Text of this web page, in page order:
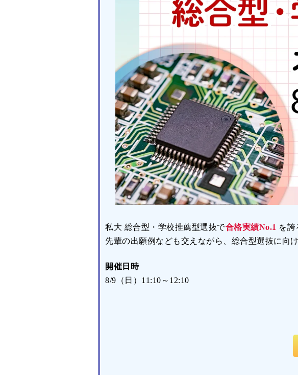
私大 総合型・学校推薦型選抜で合格実績No.1 を誇
先輩の出願例なども交えながら、総合型選抜に向
開催日時
8/9（日）11:10～12:10